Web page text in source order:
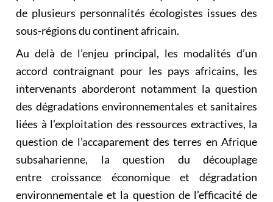
de plusieurs personnalités écologistes issues des
sous-régions du continent africain.
Au delà de l’enjeu principal, les modalités d’un
accord contraignant pour les pays africains, les
intervenants aborderont notamment la question
des dégradations environnementales et sanitaires
liées à l’exploitation des ressources extractives, la
question de l’accaparement des terres en Afrique
subsaharienne, la question du découplage
entre croissance économique et dégradation
environnementale et la question de l’efficacité de